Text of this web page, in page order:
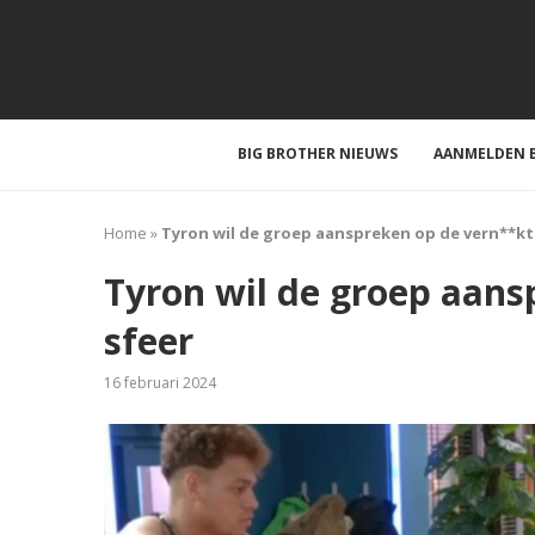
BIG BROTHER NIEUWS AANMELDEN
Home » Tyron wil de groep aanspreken op de
Tyron wil de groep
sfeer
16 februari 2024